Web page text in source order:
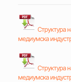
Структура
медиумска
Структура
медиумска